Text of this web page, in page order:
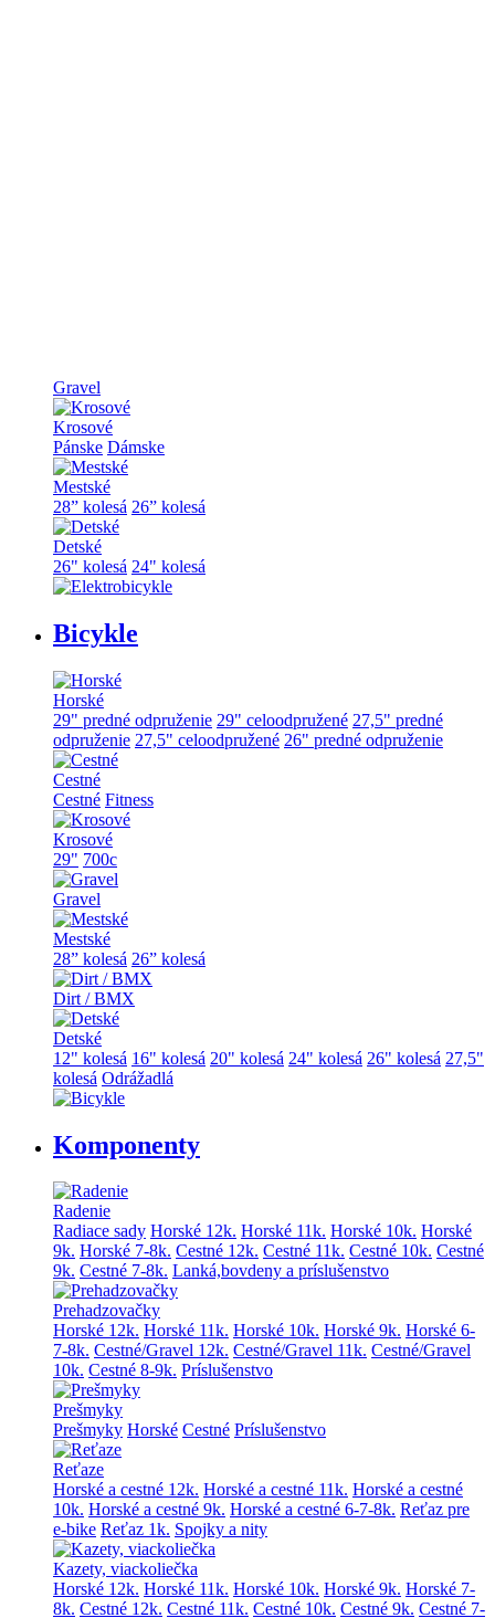
Gravel
Krosové
Pánske Dámske
Mestské
28” kolesá 26” kolesá
Detské
26" kolesá 24" kolesá
Bicykle
Horské
29" predné odpruženie 29" celoodpružené 27,5" predné
odpruženie 27,5" celoodpružené 26" predné odpruženie
Cestné
Cestné Fitness
Krosové
29" 700c
Gravel
Mestské
28” kolesá 26” kolesá
Dirt / BMX
Detské
12" kolesá 16" kolesá 20" kolesá 24" kolesá 26" kolesá 27,5"
kolesá Odrážadlá
Komponenty
Radenie
Radiace sady Horské 12k. Horské 11k. Horské 10k. Horské
9k. Horské 7-8k. Cestné 12k. Cestné 11k. Cestné 10k. Cestné
9k. Cestné 7-8k. Lanká,bovdeny a príslušenstvo
Prehadzovačky
Horské 12k. Horské 11k. Horské 10k. Horské 9k. Horské 6-
7-8k. Cestné/Gravel 12k. Cestné/Gravel 11k. Cestné/Gravel
10k. Cestné 8-9k. Príslušenstvo
Prešmyky
Prešmyky Horské Cestné Príslušenstvo
Reťaze
Horské a cestné 12k. Horské a cestné 11k. Horské a cestné
10k. Horské a cestné 9k. Horské a cestné 6-7-8k. Reťaz pre
e-bike Reťaz 1k. Spojky a nity
Kazety, viackoliečka
Horské 12k. Horské 11k. Horské 10k. Horské 9k. Horské 7-
8k. Cestné 12k. Cestné 11k. Cestné 10k. Cestné 9k. Cestné 7-